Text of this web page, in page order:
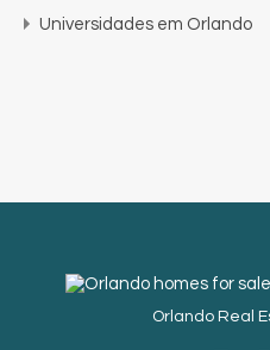
Universidades em Orlando
Orlando Real